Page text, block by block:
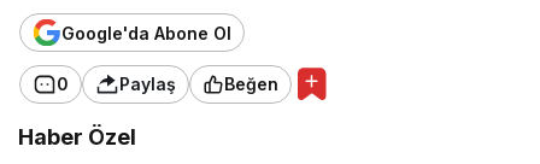
Google'da Abone Ol
0 Paylaş Beğen
Haber Özel